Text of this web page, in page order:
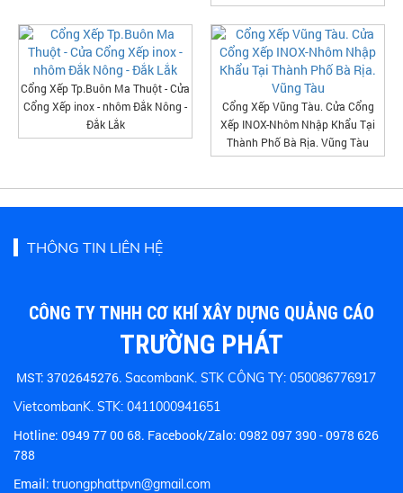
Cổng Xếp Tp.Buôn Ma Thuột - Cửa
Cổng Xếp inox - nhôm Đắk Nông -
Đắk Lắk
Cổng Xếp Vũng Tàu. Cửa Cổng
Xếp INOX-Nhôm Nhập Khẩu Tại
Thành Phố Bà Rịa. Vũng Tàu
THÔNG TIN LIÊN HỆ
CÔNG TY TNHH CƠ KHÍ XÂY DỰNG QUẢNG CÁO
TRƯỜNG PHÁT
MST: 3702645276. SacombanK. STK CÔNG TY: 050086776917
VietcombanK. STK: 0411000941651
Hotline: 0949 77 00 68. Facebook/Zalo: 0982 097 390 - 0978 626
788
Email: truongphattpvn@gmail.com